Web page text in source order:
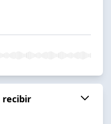
recibir